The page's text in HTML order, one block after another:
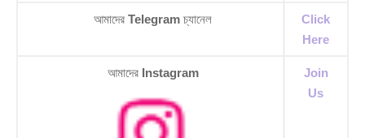
আমাদের Telegramচ্যানেল
Click
Here
আমাদের Instagram
Join
Us